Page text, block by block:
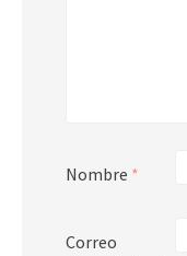
Nombre *
Correo